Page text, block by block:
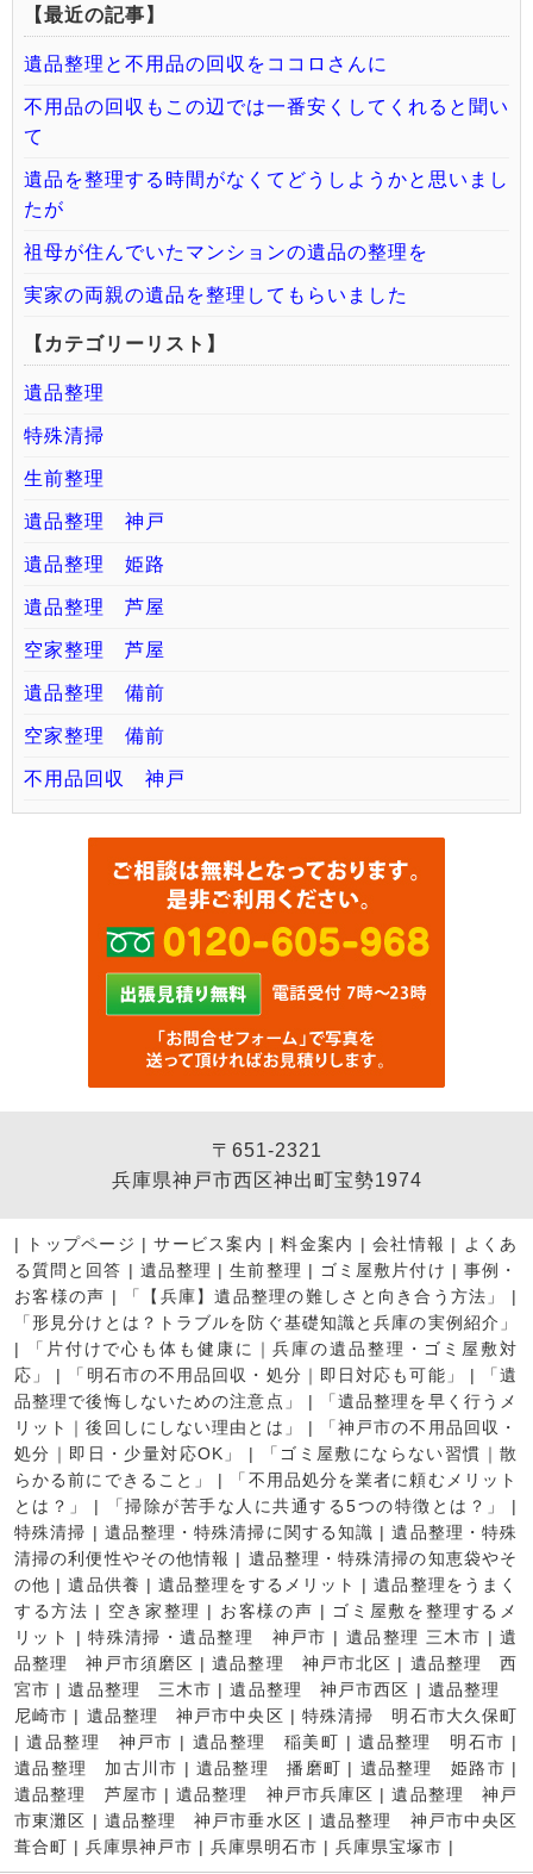
【最近の記事】
遺品整理と不用品の回収をココロさんに
不用品の回収もこの辺では一番安くしてくれると聞い
て
遺品を整理する時間がなくてどうしようかと思いまし
たが
祖母が住んでいたマンションの遺品の整理を
実家の両親の遺品を整理してもらいました
【カテゴリーリスト】
遺品整理
特殊清掃
生前整理
遺品整理 神戸
遺品整理 姫路
遺品整理 芦屋
空家整理 芦屋
遺品整理 備前
空家整理 備前
不用品回収 神戸
〒651-2321
兵庫県神戸市西区神出町宝勢1974
| トップページ |サービス案内 |料金案内 |会社情報 |
よくあ
る質問と回答 | 遺品整理 |生前整理 | ゴミ屋敷片付け | 事例・
お客様の声 | 「【兵庫】遺品整理の難しさと向き合う方法」
|
「形見分けとは？トラブルを防ぐ基礎知識と兵庫の実例紹介」
|
「片付けで心も体も健康に｜兵庫の遺品整理・ゴミ屋敷対
応」
| 「明石市の不用品回収・処分｜即日対応も可能」 |
「遺
品整理で後悔しないための注意点」
|
「遺品整理を早く行うメ
リット｜後回しにしない理由とは」
|
「神戸市の不用品回収・
処分｜即日・少量対応OK」
|
「ゴミ屋敷にならない習慣｜散
らかる前にできること」
|
「不用品処分を業者に頼むメリット
とは？」
| 「掃除が苦手な人に共通する5つの特徴とは？」
|
特殊清掃 | 遺品整理・特殊清掃に関する知識 |遺品整理・特殊
清掃の利便性やその他情報 | 遺品整理・特殊清掃の知恵袋やそ
の他 |遺品供養 |遺品整理をするメリット |遺品整理をうまく
する方法 | 空き家整理 | お客様の声 | ゴミ屋敷を整理するメ
リット
|特殊清掃・遺品整理 神戸市 | 遺品整理 三木市 |遺
品整理 神戸市須磨区 |遺品整理 神戸市北区 | 遺品整理 西
宮市 |遺品整理 三木市 |遺品整理 神戸市西区 | 遺品整理
尼崎市 | 遺品整理 神戸市中央区 | 特殊清掃 明石市大久保町
|遺品整理 神戸市 | 遺品整理 稲美町 |遺品整理 明石市 |
遺品整理 加古川市 | 遺品整理 播磨町 | 遺品整理 姫路市 |
遺品整理 芦屋市 |遺品整理 神戸市兵庫区 |遺品整理 神戸
市東灘区 | 遺品整理 神戸市垂水区 | 遺品整理 神戸市中央区
葺合町 | 兵庫県神戸市 | 兵庫県明石市 | 兵庫県宝塚市 |